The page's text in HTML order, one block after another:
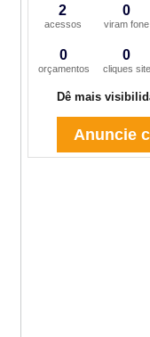
2
acessos
0
viram fone
0
orçamentos
0
cliques site
Dê mais
Anuncie